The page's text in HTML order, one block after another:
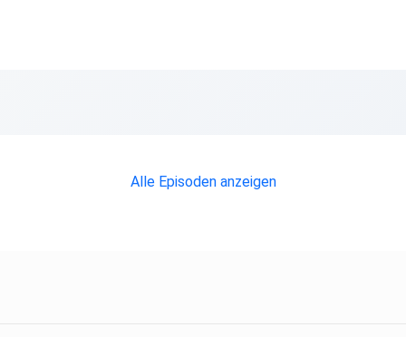
Alle Episoden anzeigen